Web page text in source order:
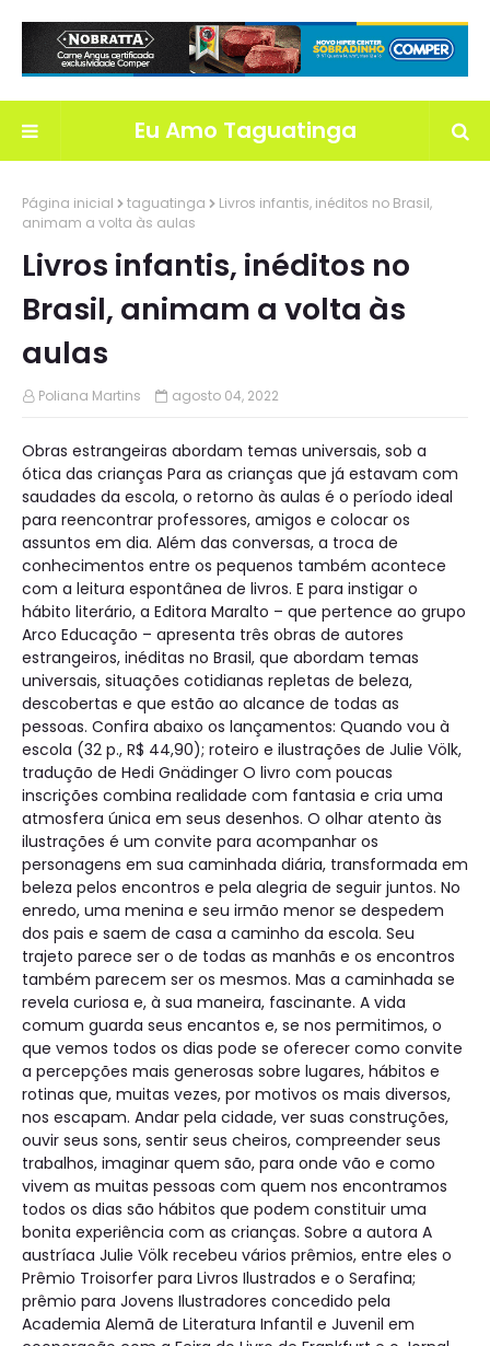
Eu Amo Taguatinga
Página inicial taguatinga
Livros infantis, inéditos no Brasil,
animam a volta às aulas
Livros infantis, inéditos no
Brasil, animam a volta às
aulas
Poliana Martins agosto 04, 2022
Obras estrangeiras abordam temas universais, sob a
ótica das crianças Para as crianças que já estavam com
saudades da escola, o retorno às aulas é o período ideal
para reencontrar professores, amigos e colocar os
assuntos em dia. Além das conversas, a troca de
conhecimentos entre os pequenos também acontece
com a leitura espontânea de livros. E para instigar o
hábito literário, a Editora Maralto – que pertence ao grupo
Arco Educação – apresenta três obras de autores
estrangeiros, inéditas no Brasil, que abordam temas
universais, situações cotidianas repletas de beleza,
descobertas e que estão ao alcance de todas as
pessoas. Confira abaixo os lançamentos: Quando vou à
escola (32 p., R$ 44,90); roteiro e ilustrações de Julie Völk,
tradução de Hedi Gnädinger O livro com poucas
inscrições combina realidade com fantasia e cria uma
atmosfera única em seus desenhos. O olhar atento às
ilustrações é um convite para acompanhar os
personagens em sua caminhada diária, transformada em
beleza pelos encontros e pela alegria de seguir juntos. No
enredo, uma menina e seu irmão menor se despedem
dos pais e saem de casa a caminho da escola. Seu
trajeto parece ser o de todas as manhãs e os encontros
também parecem ser os mesmos. Mas a caminhada se
revela curiosa e, à sua maneira, fascinante. A vida
comum guarda seus encantos e, se nos permitimos, o
que vemos todos os dias pode se oferecer como convite
a percepções mais generosas sobre lugares, hábitos e
rotinas que, muitas vezes, por motivos os mais diversos,
nos escapam. Andar pela cidade, ver suas construções,
ouvir seus sons, sentir seus cheiros, compreender seus
trabalhos, imaginar quem são, para onde vão e como
vivem as muitas pessoas com quem nos encontramos
todos os dias são hábitos que podem constituir uma
bonita experiência com as crianças. Sobre a autora A
austríaca Julie Völk recebeu vários prêmios, entre eles o
Prêmio Troisorfer para Livros Ilustrados e o Serafina;
prêmio para Jovens Ilustradores concedido pela
Academia Alemã de Literatura Infantil e Juvenil em